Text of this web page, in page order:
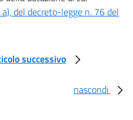
del decreto-legge n. 76 del
successivo
nascondi